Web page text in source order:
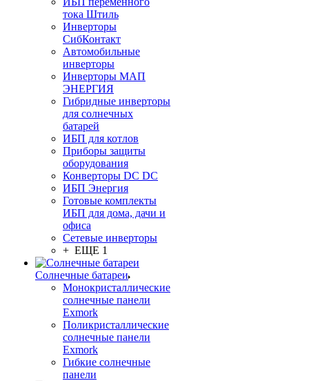
тока Штиль
Инверторы
СибКонтакт
Автомобильные
инверторы
Инверторы МАП
ЭНЕРГИЯ
Гибридные инверторы
для солнечных
батарей
ИБП для котлов
Приборы защиты
оборудования
Конверторы DC DC
ИБП Энергия
Готовые комплекты
ИБП для дома, дачи и
офиса
Сетевые инверторы
+ ЕЩЕ 1
Солнечные батареи
Монокристаллические
солнечные панели
Exmork
Поликристаллические
солнечные панели
Exmork
Гибкие солнечные
панели